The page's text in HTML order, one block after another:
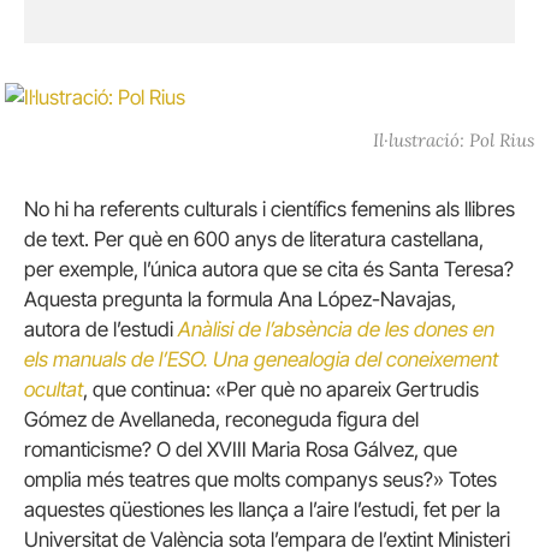
Il·lustració: Pol Rius
No hi ha referents culturals i científics femenins als llibres
de text. Per què en 600 anys de literatura castellana,
per exemple, l’única autora que se cita és Santa Teresa?
Aquesta pregunta la formula Ana López-Navajas,
autora de l’estudiAnàlisi de l’absència de les dones en
els manuals de l’ESO. Una genealogia del coneixement
ocultat, que continua: «Per què no apareix Gertrudis
Gómez de Avellaneda, reconeguda figura del
romanticisme? O del XVIII Maria Rosa Gálvez, que
omplia més teatres que molts companys seus?» Totes
aquestes qüestiones les llança a l’aire l’estudi, fet per la
Universitat de València sota l’empara de l’extint Ministeri